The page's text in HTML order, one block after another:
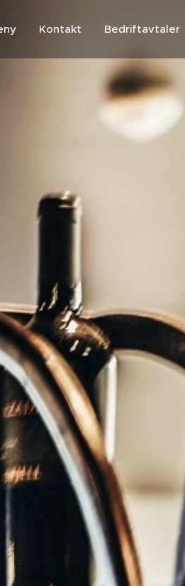
Kontakt Bedriftavtaler